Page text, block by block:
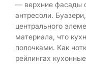
— верхние фасады
антресоли.
центрального
материала, что
полочками. Как
рейлингах